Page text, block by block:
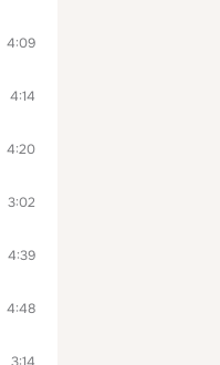
4:09
4:14
4:20
3:02
4:39
4:48